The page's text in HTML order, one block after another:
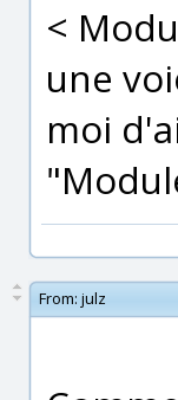
<
une
moi
From: julz